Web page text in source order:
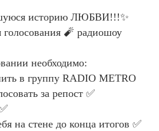
историю ЛЮБВИ!!!✨
🧨 радиошоу
необходимо:
в группу RADIO METRO
за репост ✅
на стене до конца итогов ✅